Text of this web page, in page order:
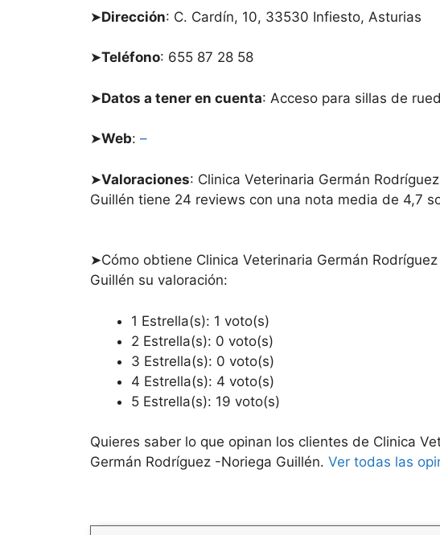
➤Dirección: C. Cardín, 10, 33530 Infiesto, Asturias
➤Teléfono: 655 87 28 58
➤Datos a tener en cuenta: Acceso para sillas de
➤Web: –
➤Valoraciones: Clinica Veterinaria Germán
Guillén tiene 24 reviews con una nota media de 4,7
➤Cómo obtiene Clinica Veterinaria Germán
Guillén su valoración:
1 Estrella(s): 1 voto(s)
2 Estrella(s): 0 voto(s)
3 Estrella(s): 0 voto(s)
4 Estrella(s): 4 voto(s)
5 Estrella(s): 19 voto(s)
Quieres saber lo que opinan los clientes de Clinica
Germán Rodríguez -Noriega Guillén. Ver todas las